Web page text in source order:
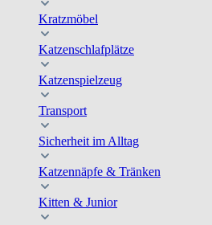
Kratzmöbel
Katzenschlafplätze
Katzenspielzeug
Transport
Sicherheit im Alltag
Katzennäpfe & Tränken
Kitten & Junior